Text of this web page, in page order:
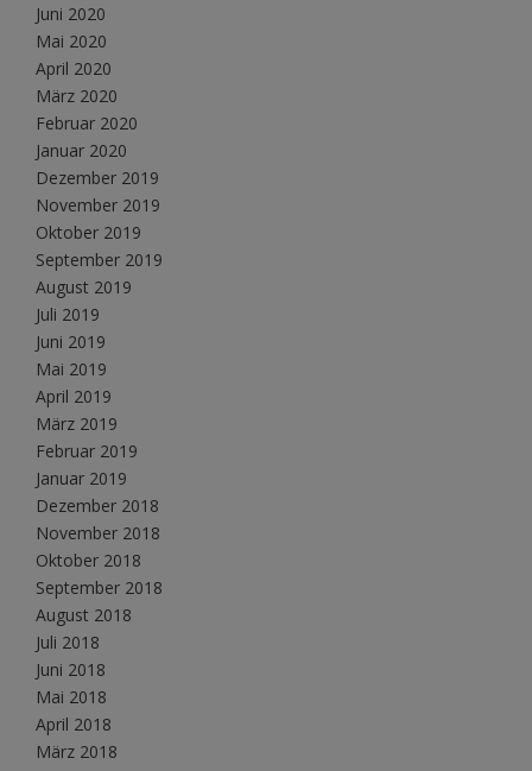
Juni 2020
Mai 2020
April 2020
März 2020
Februar 2020
Januar 2020
Dezember 2019
November 2019
Oktober 2019
September 2019
August 2019
Juli 2019
Juni 2019
Mai 2019
April 2019
März 2019
Februar 2019
Januar 2019
Dezember 2018
November 2018
Oktober 2018
September 2018
August 2018
Juli 2018
Juni 2018
Mai 2018
April 2018
März 2018